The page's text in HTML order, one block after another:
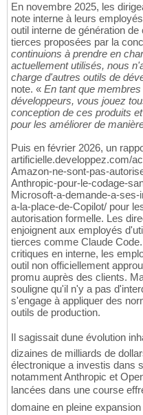
En novembre 2025, les
note interne à leurs
outil interne de génération
tierces proposées par la
continuions à prendre en
actuellement utilisés, nous
charge d'autres outils de
note. « En tant que
développeurs, vous jouez
conception de ces produits
pour les améliorer de
Puis en février 2026, un
artificielle.developpez.com/
Amazon-ne-sont-pas-
Anthropic-pour-le-codage-
Microsoft-a-demande-a-
a-la-place-de-Copilot/ pour
autorisation formelle. Les
enjoignent aux employés
tierces comme Claude
critiques en interne, les
outil non officiellement
promu auprès des clients.
souligne qu'il n'y a pas
s'engage à appliquer des
outils de production.
Il sagissait dune évolution
dizaines de milliards de
électronique a investis dans
notamment Anthropic et
lancées dans une course
domaine en pleine expansion